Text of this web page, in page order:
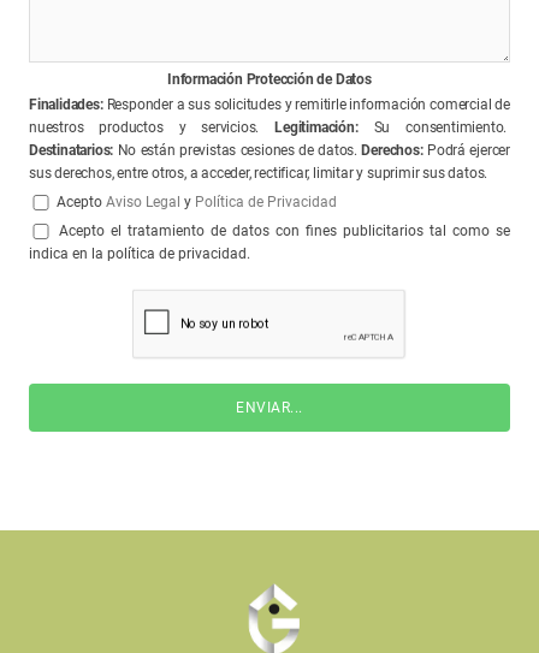
Información Protección de Datos
Finalidades:Responder a sus solicitudes y remitirle información comercial de
nuestros productos y servicios.Legitimación:Su consentimiento.
Destinatarios: No están previstas cesiones de datos.Derechos:Podrá ejercer
sus derechos, entre otros, a acceder, rectificar, limitar y suprimir sus datos.
AceptoAviso Legal y Política de Privacidad
Acepto el tratamiento de datos con fines publicitarios tal como se
indica en la política de privacidad.